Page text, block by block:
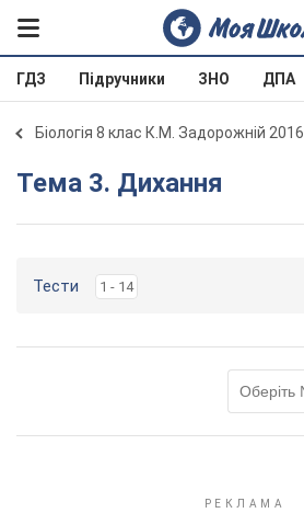
ГДЗ Підручники ЗНО ДПА
Біологія 8 клас К.М. Задорожній 2016
Тема 3. Дихання
Тести 1 - 14